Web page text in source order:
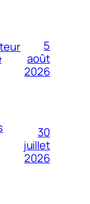
5
août
2026
30
juillet
2026